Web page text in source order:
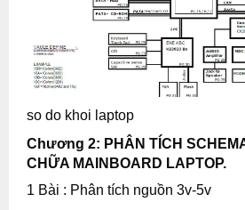
so do khoi laptop
Chương 2: PHÂN TÍCH
CHỮA MAINBOARD LAPTOP.
1 Bài : Phân tích nguồn 3v-5v